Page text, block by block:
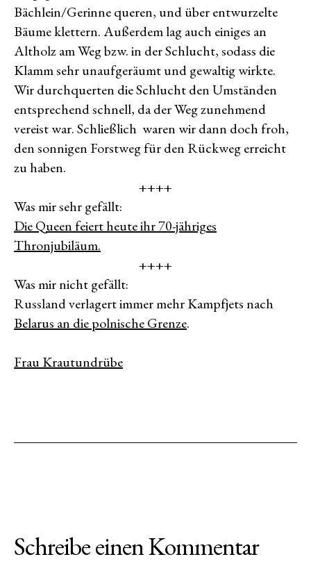
Bächlein/Gerinne queren, und über entwurzelte
Bäume klettern. Außerdem lag auch einiges an
Altholz am Weg bzw. in der Schlucht, sodass die
Klamm sehr unaufgeräumt und gewaltig wirkte.
Wir durchquerten die Schlucht den Umständen
entsprechend schnell, da der Weg zunehmend
vereist war. Schließlich waren wir dann doch froh,
den sonnigen Forstweg für den Rückweg erreicht
zu haben.
++++
Was mir sehr gefällt:
Die Queen feiert heute ihr 70-jähriges
Thronjubiläum.
++++
Was mir nicht gefällt:
Russland verlagert immer mehr Kampfjets nach
Belarus an die polnische Grenze.
Frau Krautundrübe
Schreibe einen Kommentar